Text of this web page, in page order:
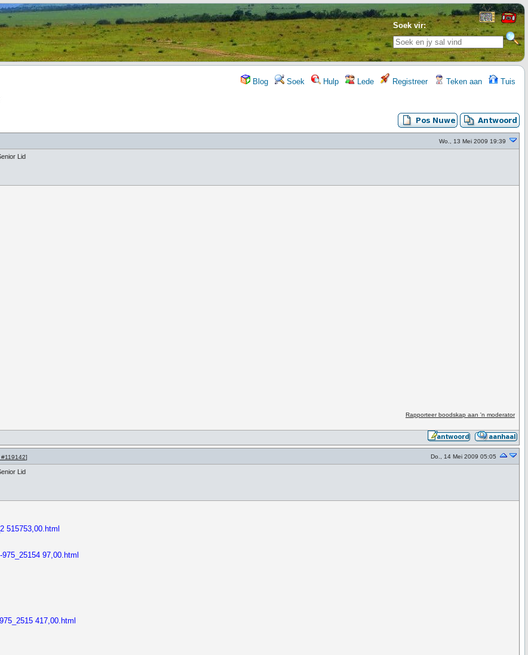
Soek vir:
Blog Soek Hulp Lede Registreer Teken aan Tuis
Wo., 13 Mei 2009 19:39
Lid
Rapporteer boodskap aan 'n moderator
] Do., 14 Mei 2009 05:05
Lid
515753,00.html
97,00.html
417,00.html